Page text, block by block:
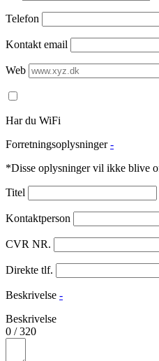
Telefon
Kontakt email
Web
Har du WiFi
Forretningsoplysninger -
*Disse oplysninger vil ikke blive
Titel
Kontaktperson
CVR NR.
Direkte tlf.
Beskrivelse -
Beskrivelse
0 /320